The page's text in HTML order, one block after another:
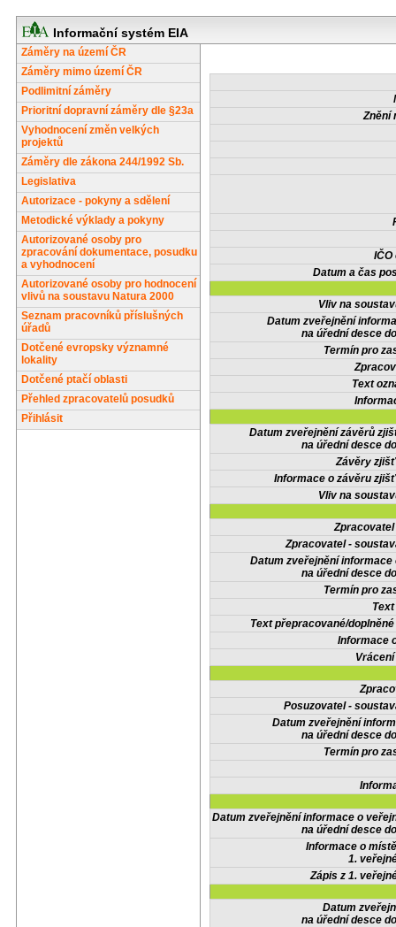
Informační systém EIA
Záměry na území ČR
Záměry mimo území ČR
Podlimitní záměry
Prioritní dopravní záměry dle §23a
Vyhodnocení změn velkých
projektů
Záměry dle zákona 244/1992 Sb.
Legislativa
Autorizace - pokyny a sdělení
Metodické výklady a pokyny
Autorizované osoby pro
zpracování dokumentace, posudku
a vyhodnocení
Autorizované osoby pro hodnocení
vlivů na soustavu Natura 2000
Seznam pracovníků příslušných
úřadů
Dotčené evropsky významné
lokality
Dotčené ptačí oblasti
Přehled zpracovatelů posudků
Přihlásit
Znění
IČO
Datum a čas
Vliv na
Datum zveřejnění
na úřední desce
Termín pro
Text
Datum zveřejnění závěrů
na úřední desce
Závěry
Informace o závěru
Vliv na
Zpracovatel -
Datum zveřejnění informace
na úřední desce
Termín pro
Text přepracované/
Informace
Posuzovatel -
Datum zveřejnění
na úřední desce
Termín pro
Datum zveřejnění informace o
na úřední desce
Informace o
1.
Zápis z 1.
Datum
na úřední desce